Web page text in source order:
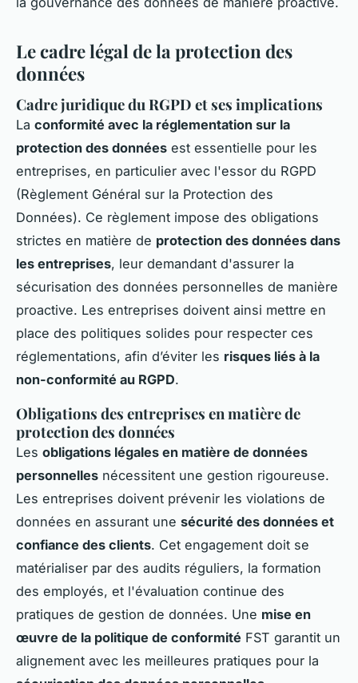
Le cadre légal de la protection des
données
Cadre juridique du RGPD et ses implications
La conformité avec la réglementation sur la
protection des données est essentielle pour les
entreprises, en particulier avec l'essor du RGPD
(Règlement Général sur la Protection des
Données). Ce règlement impose des obligations
strictes en matière de protection des données dans
les entreprises, leur demandant d'assurer la
sécurisation des données personnelles de manière
proactive. Les entreprises doivent ainsi mettre en
place des politiques solides pour respecter ces
réglementations, afin d’éviter les risques liés à la
non-conformité au RGPD.
Obligations des entreprises en matière de
protection des données
Les obligations légales en matière de données
personnelles nécessitent une gestion rigoureuse.
Les entreprises doivent prévenir les violations de
données en assurant une sécurité des données et
confiance des clients. Cet engagement doit se
matérialiser par des audits réguliers, la formation
des employés, et l'évaluation continue des
pratiques de gestion de données. Une mise en
œuvre de la politique de conformité FST garantit un
alignement avec les meilleures pratiques pour la